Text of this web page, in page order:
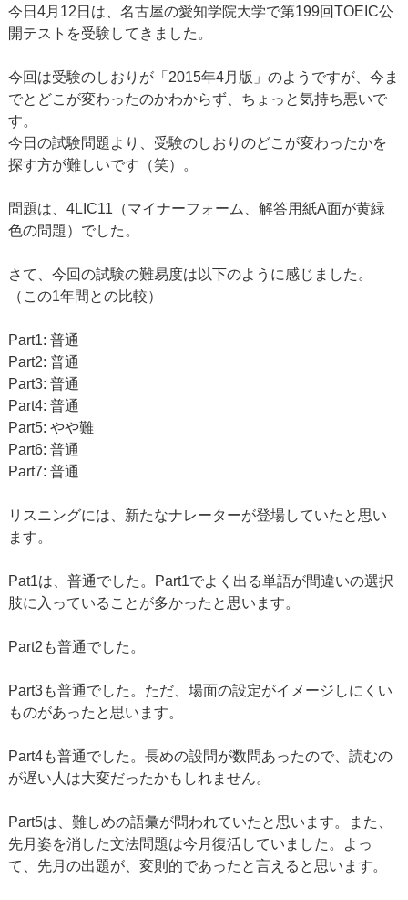
今日4月12日は、名古屋の愛知学院大学で第199回TOEIC公
開テストを受験してきました。
今回は受験のしおりが「2015年4月版」のようですが、今ま
でとどこが変わったのかわからず、ちょっと気持ち悪いで
す。
今日の試験問題より、受験のしおりのどこが変わったかを
探す方が難しいです（笑）。
問題は、4LIC11（マイナーフォーム、解答用紙A面が黄緑
色の問題）でした。
さて、今回の試験の難易度は以下のように感じました。
（この1年間との比較）
Part1: 普通
Part2: 普通
Part3: 普通
Part4: 普通
Part5: やや難
Part6: 普通
Part7: 普通
リスニングには、新たなナレーターが登場していたと思い
ます。
Pat1は、普通でした。Part1でよく出る単語が間違いの選択
肢に入っていることが多かったと思います。
Part2も普通でした。
Part3も普通でした。ただ、場面の設定がイメージしにくい
ものがあったと思います。
Part4も普通でした。長めの設問が数問あったので、読むの
が遅い人は大変だったかもしれません。
Part5は、難しめの語彙が問われていたと思います。また、
先月姿を消した文法問題は今月復活していました。よっ
て、先月の出題が、変則的であったと言えると思います。